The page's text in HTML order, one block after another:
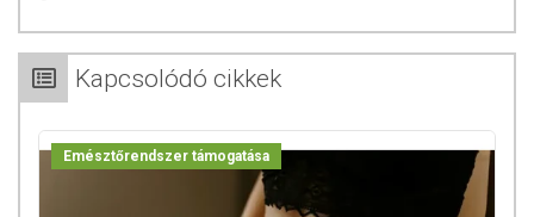
inulin, kolin-bitartarát, zselatin, huminsav, nátrium-butirát, almaecet,
Lactobacillus acidophilus, Lactobacillus rhamnosus, Bifidobacterium
Aktív hatóanyagok 2 kapszulában:
Kapcsolódó cikkek
Emésztőrendszer támogatása